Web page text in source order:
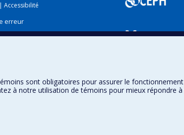
|Accessibilité
erreur
sont obligatoires pour assurer le
à notre utilisation de témoins pour mieux répondre à